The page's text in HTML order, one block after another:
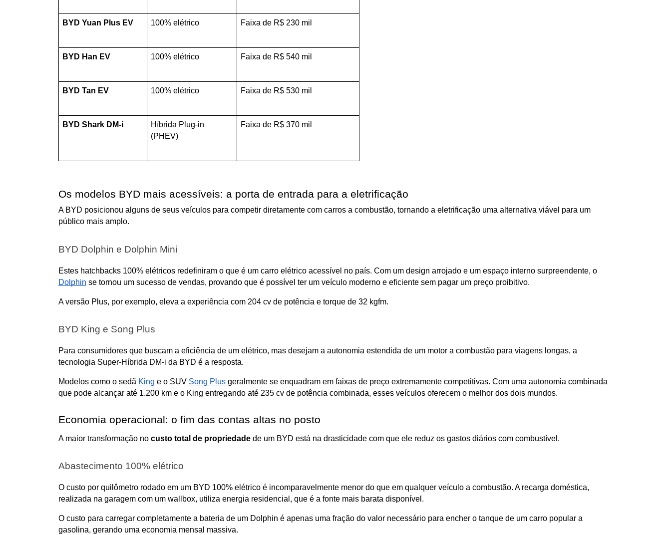
BYD Yuan Plus EV 100% elétrico Faixa de R$ 230 mil
BYD Han EV 100% elétrico Faixa de R$ 540 mil
BYD Tan EV 100% elétrico Faixa de R$ 530 mil
BYD Shark DM-i
Híbrida Plug-in
(PHEV)
Faixa de R$ 370 mil
Os modelos BYD mais acessíveis: a porta de entrada para a eletrificação
A BYD posicionou alguns de seus veículos para competir diretamente com carros a combustão, tornando a eletrificação uma alternativa viável para um
público mais amplo.
BYD Dolphin e Dolphin Mini
Dolphin se tornou um sucesso de vendas, provando que é possível ter um veículo moderno e eficiente sem pagar um preço proibitivo.
A versão Plus, por exemplo, eleva a experiência com 204 cv de potência e torque de 32 kgfm.
BYD King e Song Plus
Para consumidores que buscam a eficiência de um elétrico, mas desejam a autonomia estendida de um motor a combustão para viagens longas, a
tecnologia Super-Híbrida DM-i da BYD é a resposta.
Modelos como o sedã King e o SUV Song Plus geralmente se enquadram em faixas de preço extremamente competitivas. Com uma autonomia combinada
que pode alcançar até 1.200 km e o King entregando até 235 cv de potência combinada, esses veículos oferecem o melhor dos dois mundos.
Economia operacional: o fim das contas altas no posto
A maior transformação no custo total de propriedade de um BYD está na drasticidade com que ele reduz os gastos diários com combustível.
Abastecimento 100% elétrico
O custo por quilômetro rodado em um BYD 100% elétrico é incomparavelmente menor do que em qualquer veículo a combustão. A recarga doméstica,
realizada na garagem com um wallbox, utiliza energia residencial, que é a fonte mais barata disponível.
O custo para carregar completamente a bateria de um Dolphin é apenas uma fração do valor necessário para encher o tanque de um carro popular a
gasolina, gerando uma economia mensal massiva.